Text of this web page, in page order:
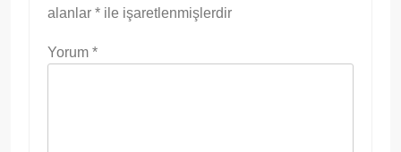
alanlar * ile işaretlenmişlerdir
Yorum *